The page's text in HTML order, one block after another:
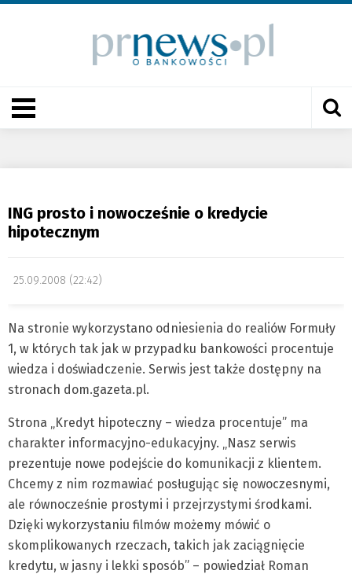
ING prosto i nowocześnie o kredycie
hipotecznym
25.09.2008 (22:42)
Na stronie wykorzystano odniesienia do realiów Formuły
1, w których tak jak w przypadku bankowości procentuje
wiedza i doświadczenie. Serwis jest także dostępny na
stronach dom.gazeta.pl.
Strona „Kredyt hipoteczny – wiedza procentuje” ma
charakter informacyjno-edukacyjny. „Nasz serwis
prezentuje nowe podejście do komunikacji z klientem.
Chcemy z nim rozmawiać posługując się nowoczesnymi,
ale równocześnie prostymi i przejrzystymi środkami.
Dzięki wykorzystaniu filmów możemy mówić o
skomplikowanych rzeczach, takich jak zaciągnięcie
kredytu, w jasny i lekki sposób” – powiedział Roman